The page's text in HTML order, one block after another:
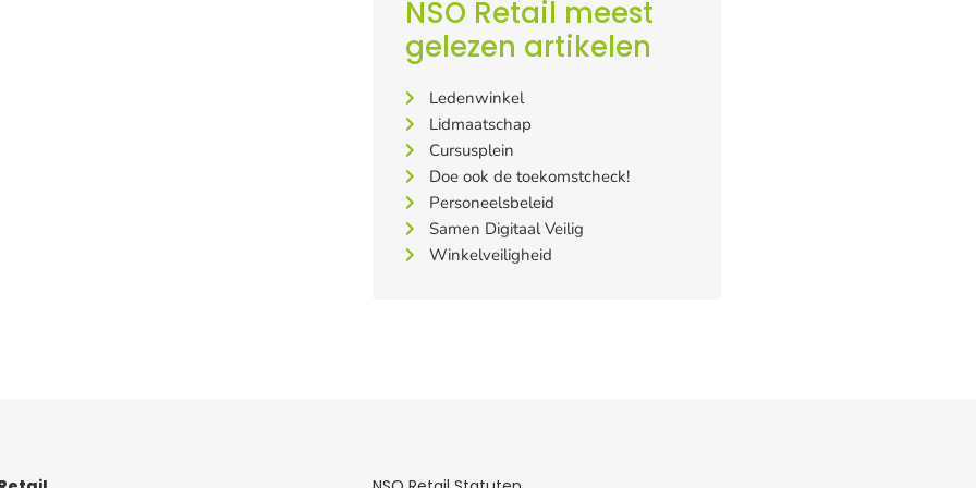
NSO Retail meest
gelezen artikelen
Ledenwinkel
Lidmaatschap
Cursusplein
Doe ook de toekomstcheck!
Personeelsbeleid
Samen Digitaal Veilig
Winkelveiligheid